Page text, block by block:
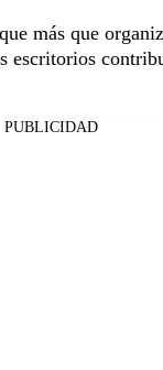
más que
escritorios
PUBLICIDAD